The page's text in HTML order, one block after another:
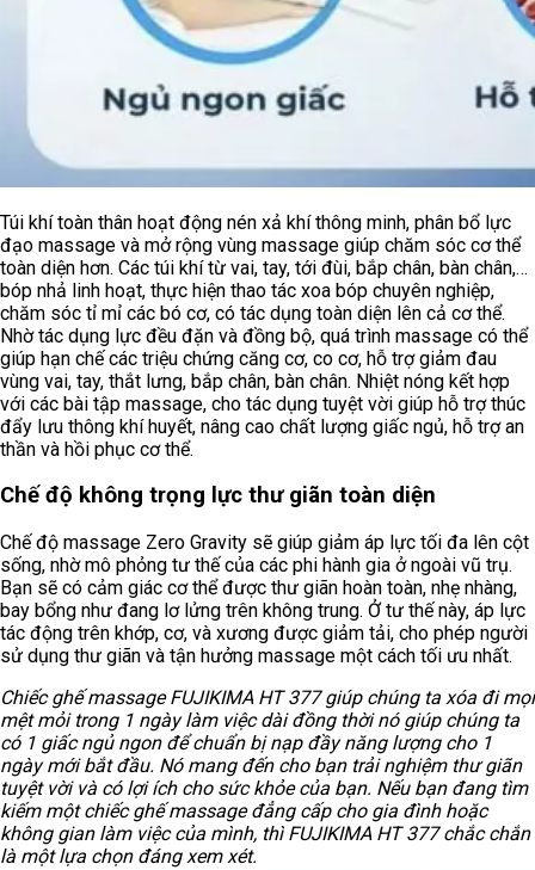
Túi khí toàn thân hoạt động nén xả khí thông minh, phân bổ lực
đạo massage và mở rộng vùng massage giúp chăm sóc cơ thể
toàn diện hơn. Các túi khí từ vai, tay, tới đùi, bắp chân, bàn chân,…
bóp nhả linh hoạt, thực hiện thao tác xoa bóp chuyên nghiệp,
chăm sóc tỉ mỉ các bó cơ, có tác dụng toàn diện lên cả cơ thể.
Nhờ tác dụng lực đều đặn và đồng bộ, quá trình massage có thể
giúp hạn chế các triệu chứng căng cơ, co cơ, hỗ trợ giảm đau
vùng vai, tay, thắt lưng, bắp chân, bàn chân. Nhiệt nóng kết hợp
với các bài tập massage, cho tác dụng tuyệt vời giúp hỗ trợ thúc
đẩy lưu thông khí huyết, nâng cao chất lượng giấc ngủ, hỗ trợ an
thần và hồi phục cơ thể.
Chế độ không trọng lực thư giãn toàn diện
Chế độ massage Zero Gravity sẽ giúp giảm áp lực tối đa lên cột
sống, nhờ mô phỏng tư thế của các phi hành gia ở ngoài vũ trụ.
Bạn sẽ có cảm giác cơ thể được thư giãn hoàn toàn, nhẹ nhàng,
bay bổng như đang lơ lửng trên không trung. Ở tư thế này, áp lực
tác động trên khớp, cơ, và xương được giảm tải, cho phép người
sử dụng thư giãn và tận hưởng massage một cách tối ưu nhất.
Chiếc ghế massage FUJIKIMA HT 377 giúp chúng ta xóa đi mọi
mệt mỏi trong 1 ngày làm việc dài đồng thời nó giúp chúng ta
có 1 giấc ngủ ngon để chuẩn bị nạp đầy năng lượng cho 1
ngày mới bắt đầu. Nó mang đến cho bạn trải nghiệm thư giãn
tuyệt vời và có lợi ích cho sức khỏe của bạn. Nếu bạn đang tìm
kiếm một chiếc ghế massage đẳng cấp cho gia đình hoặc
không gian làm việc của mình, thì FUJIKIMA HT 377 chắc chắn
là một lựa chọn đáng xem xét.